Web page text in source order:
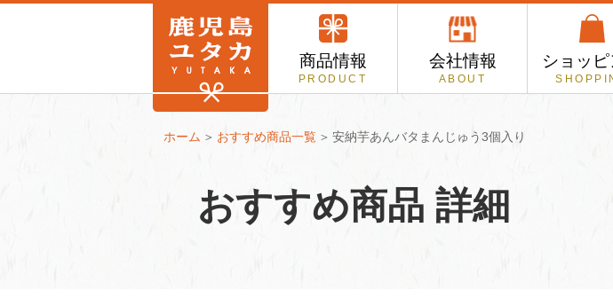
商品情報
PRODUCT
会社情報
ABOUT
ショッ
ホーム おすすめ商品一覧 安納芋あんバタまんじゅう3個入り
おすすめ商品 詳細